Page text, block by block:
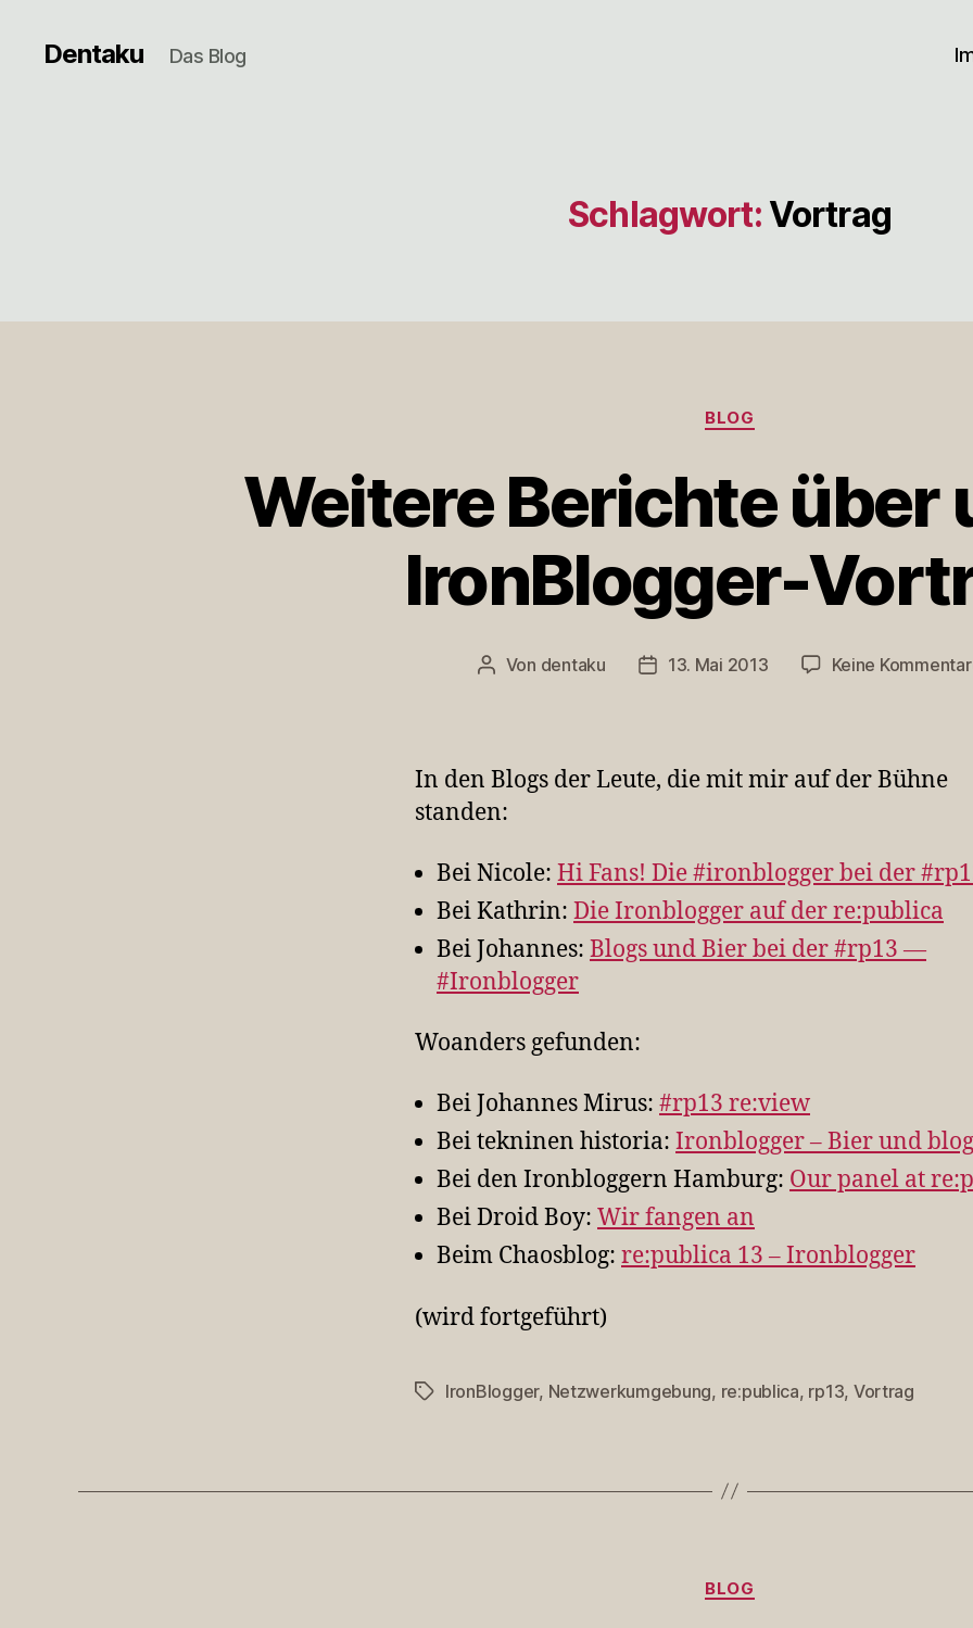
Dentaku Das Blog
Schlagwort: Vortrag
Kategorien
BLOG
Weitere Berichte über
IronBlogger-
Beitragsautor
Von dentaku Veröffentlichungsdatum
13. Mai 2013 Keine
In den Blogs der Leute, die mit mir auf der Bühne
standen:
Bei Nicole: Hi Fans! Die #ironblogger bei der
Bei Kathrin: Die Ironblogger auf der re:publica
Bei Johannes: Blogs und Bier bei der #rp13 —
#Ironblogger
Woanders gefunden:
Bei Johannes Mirus: #rp13 re:view
Bei tekninen historia: Ironblogger – Bier und
Bei den Ironbloggern Hamburg: Our panel at
Bei Droid Boy: Wir fangen an
Beim Chaosblog: re:publica 13 – Ironblogger
(wird fortgeführt)
Schlagwörter
IronBlogger, Netzwerkumgebung, re:publica, rp13, Vortrag
Kategorien
BLOG